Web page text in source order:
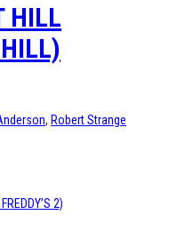
HILL
, Robert Strange